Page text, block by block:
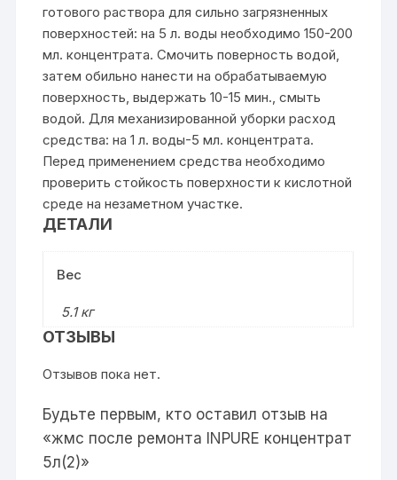
готового раствора для сильно загрязненных
поверхностей: на 5 л. воды необходимо 150-200
мл. концентрата. Смочить поверность водой,
затем обильно нанести на обрабатываемую
поверхность, выдержать 10-15 мин., смыть
водой. Для механизированной уборки расход
средства: на 1 л. воды-5 мл. концентрата.
Перед применением средства необходимо
проверить стойкость поверхности к кислотной
среде на незаметном участке.
ДЕТАЛИ
Вес
5.1 кг
ОТЗЫВЫ
Отзывов пока нет.
Будьте первым, кто оставил отзыв на
«жмс после ремонта INPURE концентрат
5л(2)»